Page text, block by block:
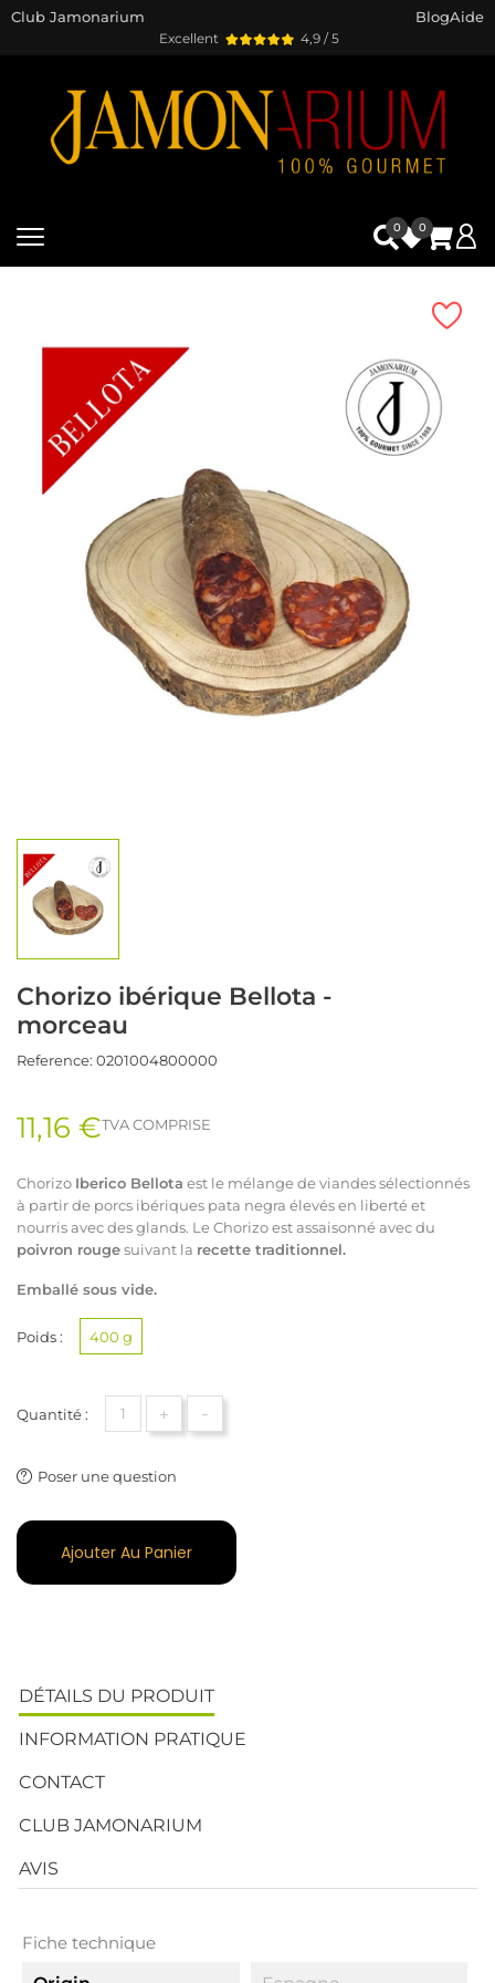
Excellent 4,9 / 5
Club Jamonarium BlogAide
0 0
Chorizo ibérique Bellota -
morceau
Reference: 0201004800000
11,16 €TVA COMPRISE
Chorizo Iberico Bellota est le mélange de viandes sélectionnés
à partir de porcs ibériques pata negra élevés en liberté et
nourris avec des glands. Le Chorizo est assaisonné avec du
poivron rougesuivant la recette traditionnel.
Emballé sous vide.
Poids : 400 g
Quantité : + -
Poser une question
Ajouter Au Panier
DÉTAILS DU PRODUIT
INFORMATION PRATIQUE
CONTACT
CLUB JAMONARIUM
AVIS
Fiche technique